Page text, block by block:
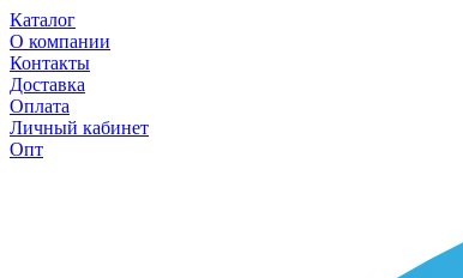
Каталог
О компании
Контакты
Доставка
Оплата
Личный кабинет
Опт